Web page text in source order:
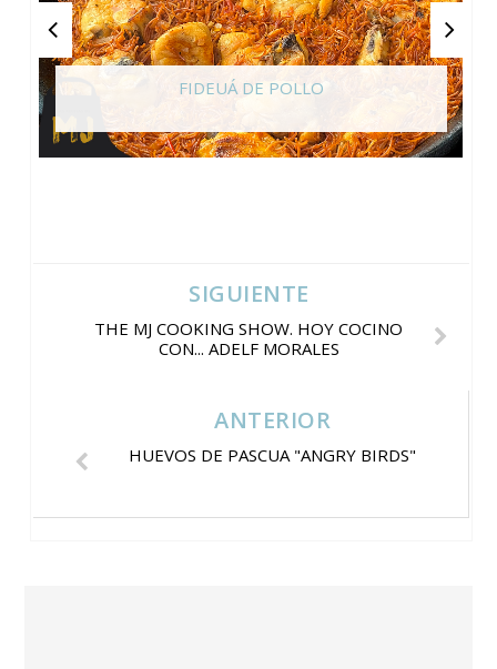
FIDEUÁ DE POLLO
SIGUIENTE
THE MJ COOKING SHOW. HOY COCINO
CON... ADELF MORALES
ANTERIOR
HUEVOS DE PASCUA "ANGRY BIRDS"